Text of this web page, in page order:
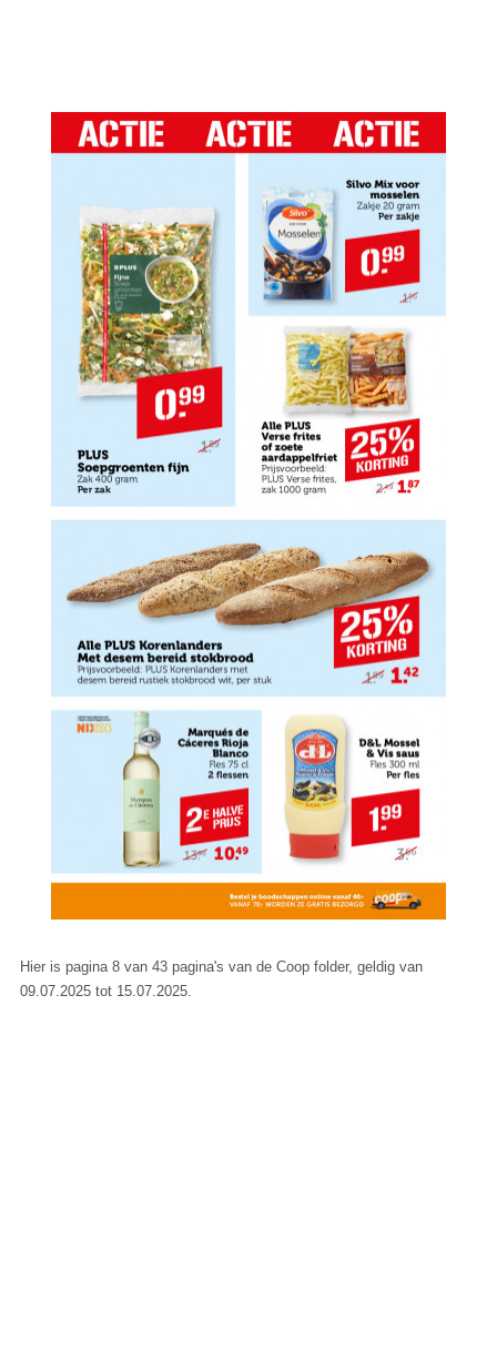
Hier is pagina 8 van 43 pagina's van de Coop folder, geldig van
09.07.2025 tot 15.07.2025.